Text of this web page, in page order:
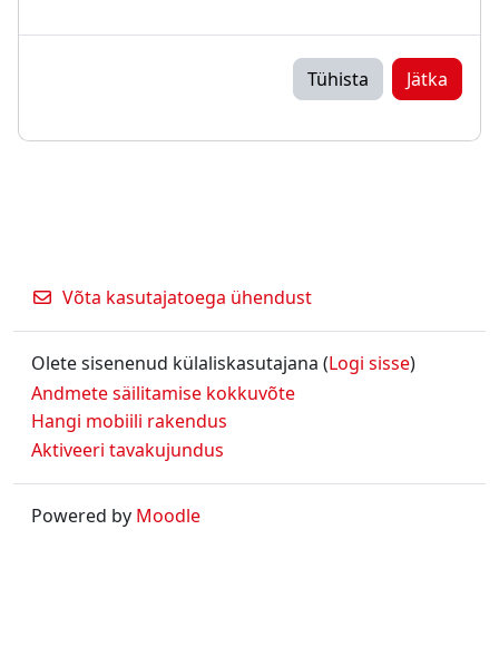
Tühista Jätka
Võta kasutajatoega ühendust
Olete sisenenud külaliskasutajana (Logi sisse)
Andmete säilitamise kokkuvõte
Hangi mobiili rakendus
Aktiveeri tavakujundus
Powered by Moodle